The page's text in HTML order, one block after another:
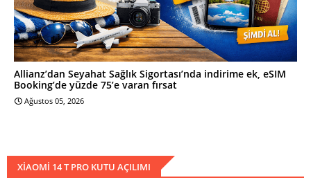
Allianz’dan Seyahat Sağlık Sigortası’nda indirime ek, eSIM
Booking’de yüzde 75’e varan fırsat
Ağustos 05, 2026
XIAOMI 14 T PRO KUTU AÇILIMI